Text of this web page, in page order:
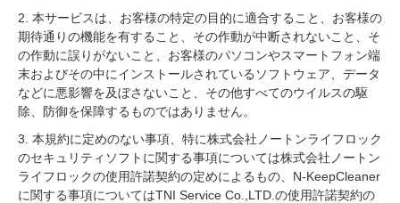
2. 本サービスは、お客様の特定の目的に適合すること、お客様の
期待通りの機能を有すること、その作動が中断されないこと、そ
の作動に誤りがないこと、お客様のパソコンやスマートフォン端
末およびその中にインストールされているソフトウェア、データ
などに悪影響を及ぼさないこと、その他すべてのウイルスの駆
除、防御を保障するものではありません。
3. 本規約に定めのない事項、特に株式会社ノートンライフロック
のセキュリティソフトに関する事項については株式会社ノートン
ライフロックの使用許諾契約の定めによるもの、N-KeepCleaner
に関する事項についてはTNI Service Co.,LTD.の使用許諾契約の